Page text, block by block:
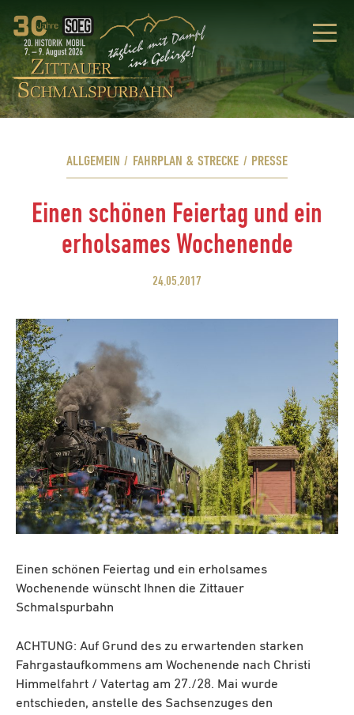
ALLGEMEIN / FAHRPLAN & STRECKE / PRESSE
Einen schönen Feiertag und ein
erholsames Wochenende
24.05.2017
Einen schönen Feiertag und ein erholsames
Wochenende wünscht Ihnen die Zittauer
Schmalspurbahn
ACHTUNG: Auf Grund des zu erwartenden starken
Fahrgastaufkommens am Wochenende nach Christi
Himmelfahrt / Vatertag am 27./28. Mai wurde
entschieden, anstelle des Sachsenzuges den